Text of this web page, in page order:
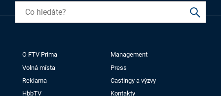
O FTV Prima
Management
Volná místa
Press
Reklama
Castingy a výzvy
HbbTV
Kontakty